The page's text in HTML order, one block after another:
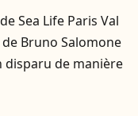
Sea Life Paris Val
Bruno Salomone
disparu de manière